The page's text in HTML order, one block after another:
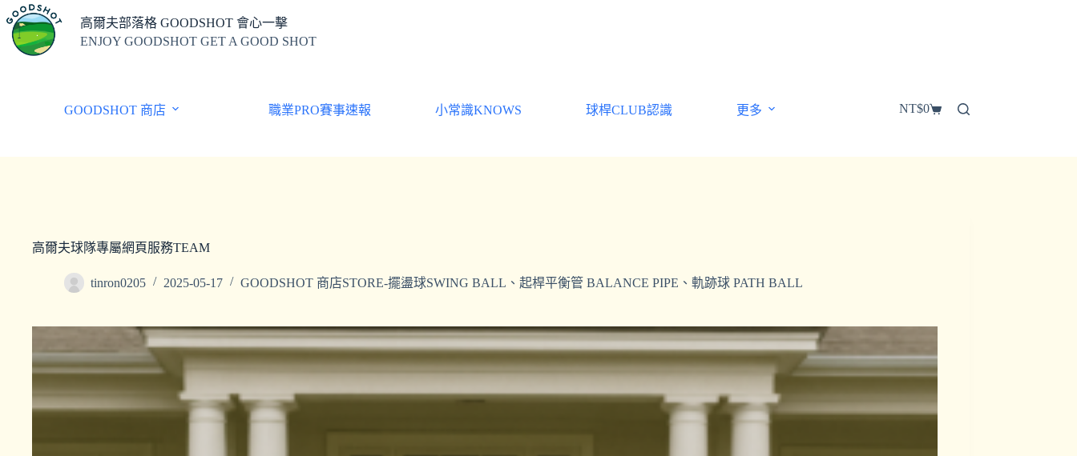
高爾夫部落格 GOODSHOT 會心一擊
ENJOY GOODSHOT GET A GOOD SHOT
GOODSHOT 商店 職業PRO賽事速報 小常識KNOWS 球桿CLUB認識 更多 NT$0
高爾夫球隊專屬網頁服務TEAM
tinron0205 2025-05-17 GOODSHOT 商店STORE-擺盪球SWING BALL、起桿平衡管 BALANCE PIPE、軌跡球 PATH BALL